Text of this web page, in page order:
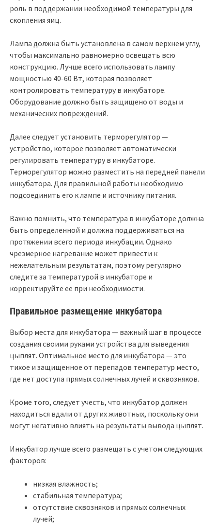
роль в поддержании необходимой температуры для
скопления яиц.
Лампа должна быть установлена в самом верхнем углу,
чтобы максимально равномерно освещать всю
конструкцию. Лучше всего использовать лампу
мощностью 40-60 Вт, которая позволяет
контролировать температуру в инкубаторе.
Оборудование должно быть защищено от воды и
механических повреждений.
Далее следует установить терморегулятор —
устройство, которое позволяет автоматически
регулировать температуру в инкубаторе.
Терморегулятор можно разместить на передней панели
инкубатора. Для правильной работы необходимо
подсоединить его к лампе и источнику питания.
Важно помнить, что температура в инкубаторе должна
быть определенной и должна поддерживаться на
протяжении всего периода инкубации. Однако
чрезмерное нагревание может привести к
нежелательным результатам, поэтому регулярно
следите за температурой в инкубаторе и
корректируйте ее при необходимости.
Правильное размещение инкубатора
Выбор места для инкубатора — важный шаг в процессе
создания своими руками устройства для выведения
цыплят. Оптимальное место для инкубатора — это
тихое и защищенное от перепадов температур место,
где нет доступа прямых солнечных лучей и сквозняков.
Кроме того, следует учесть, что инкубатор должен
находиться вдали от других животных, поскольку они
могут негативно влиять на результаты вывода цыплят.
Инкубатор лучше всего размещать с учетом следующих
факторов:
низкая влажность;
стабильная температура;
отсутствие сквозняков и прямых солнечных
лучей;